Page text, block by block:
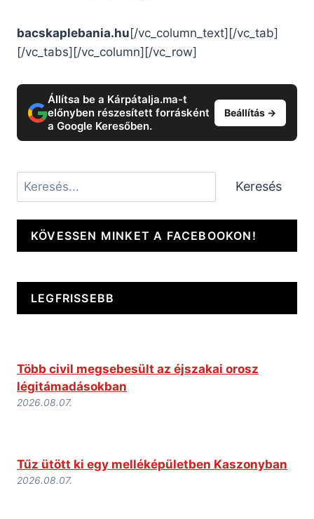
bacskaplebania.hu [/vc_column_text][/vc_tab]
[/vc_tabs][/vc_column][/vc_row]
Állítsa be a Kárpátalja.ma-t
előnyben részesített forrásként
a Google Keresőben.
Beállítás →
Keresés Keresés
KÖVESSEN MINKET A FACEBOOKON!
LEGFRISSEBB
Több civil megsebesült az éjszakai orosz
légitámadásokban
2026.08.07.
Tűz ütött ki egy melléképületben Kaszonyban
2026.08.07.